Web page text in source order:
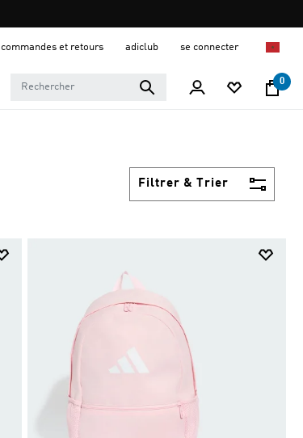
commandes et retours adiclub se connecter
0
Filtrer & Trier